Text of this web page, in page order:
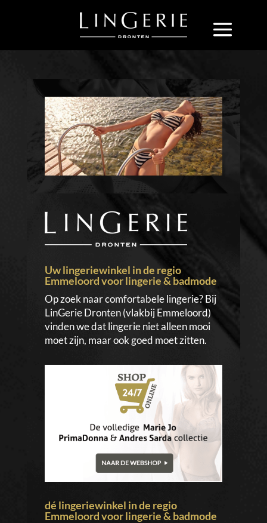
Uw lingeriewinkel in de regio
Emmeloord voor lingerie & badmode
Op zoek naar comfortabele lingerie? Bij
LinGerie Dronten (vlakbij Emmeloord)
vinden we dat lingerie niet alleen mooi
moet zijn, maar ook goed moet zitten.
dé lingeriewinkel in de regio
Emmeloord voor lingerie & badmode